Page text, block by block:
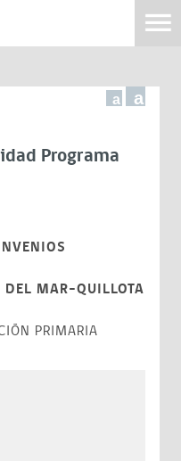
a a
Programa
MAR-QUILLOTA
PRIMARIA